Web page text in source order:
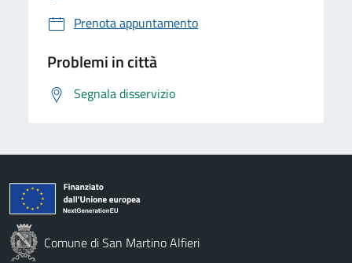
Prenota appuntamento
Problemi in città
Segnala disservizio
Comune di San Martino Alfieri